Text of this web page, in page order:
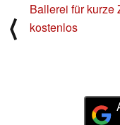
⟨
Ballerei für kurze
kostenlos